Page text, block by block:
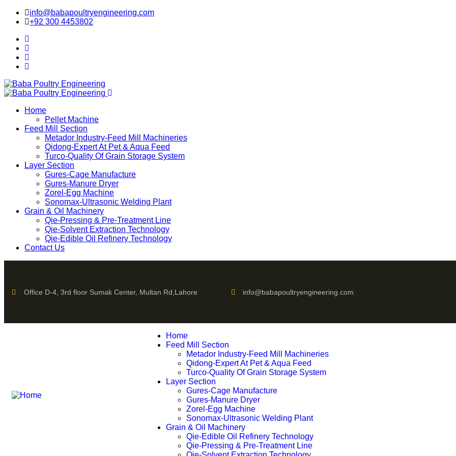
info@babapoultryengineering.com
+92 300 4453802
Home
Pellet Machine
Feed Mill Section
Metador Industry-Feed Mill Machineries
Qidong-Expert At Pet & Aqua Feed
Turco-Quality Of Grain Storage System
Layer Section
Gures-Cage Manufacture
Gures-Manure Dryer
Zorel-Egg Machine
Sonomax-Ultrasonic Welding Plant
Grain & Oil Machinery
Qie-Pressing & Pre-Treatment Line
Qie-Solvent Extraction Technology
Qie-Edible Oil Refinery Technology
Contact Us
Office D-4, 3rd floor Sumak Center, Multan Rd,Lahore info@babapoultryengineering.com
Home
Feed Mill Section
Metador Industry-Feed Mill Machineries
Qidong-Expert At Pet & Aqua Feed
Turco-Quality Of Grain Storage System
Layer Section
Gures-Cage Manufacture
Gures-Manure Dryer
Zorel-Egg Machine
Sonomax-Ultrasonic Welding Plant
Grain & Oil Machinery
Qie-Edible Oil Refinery Technology
Qie-Pressing & Pre-Treatment Line